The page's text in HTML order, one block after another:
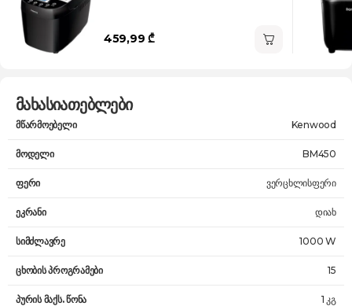
459,99 ₾
მახასიათებლები
მწარმოებელი Kenwood
მოდელი BM450
ფერი ვერცხლისფერი
ეკრანი დიახ
სიმძლავრე 1000 W
ცხობის პროგრამები 15
პურის მაქს. წონა 1 კგ